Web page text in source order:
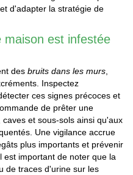
d'adapter la stratégie de
maison est infestée
des bruits dans les murs,
Inspectez
ces signes précoces et
de prêter une
et sous-sols ainsi qu'aux
Une vigilance accrue
plus importants et prévenir
est important de noter que la
de traces d'urine sur les